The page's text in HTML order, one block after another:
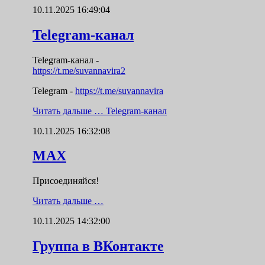
10.11.2025 16:49:04
Telegram-канал
Telegram-канал -
https://t.me/suvannavira2
Telegram - https://t.me/suvannavira
Читать дальше … Telegram-канал
10.11.2025 16:32:08
MAX
Присоединяйся!
Читать дальше …
10.11.2025 14:32:00
Группа в ВКонтакте